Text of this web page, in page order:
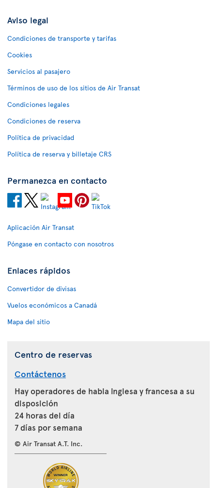
Aviso legal
Condiciones de transporte y tarifas
Cookies
Servicios al pasajero
Términos de uso de los sitios de Air Transat
Condiciones legales
Condiciones de reserva
Política de privacidad
Política de reserva y billetaje CRS
Permanezca en contacto
Aplicación Air Transat
Póngase en contacto con nosotros
Enlaces rápidos
Convertidor de divisas
Vuelos económicos a Canadá
Mapa del sitio
Centro de reservas
Contáctenos
Hay operadores de habla inglesa y francesa a su
disposición
24 horas del día
7 días por semana
© Air Transat A.T. Inc.